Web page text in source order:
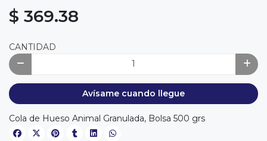
$ 369.38
CANTIDAD
Avísame cuando llegue
Cola de Hueso Animal Granulada, Bolsa 500 grs